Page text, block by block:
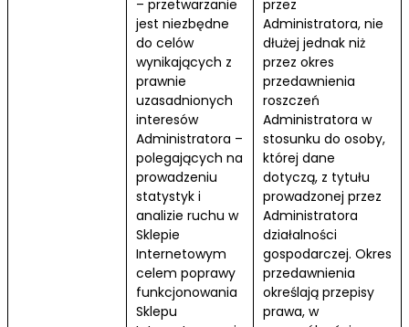
– przetwarzanie
jest niezbędne
do celów
wynikających z
prawnie
uzasadnionych
interesów
Administratora –
polegających na
prowadzeniu
statystyk i
analizie ruchu w
Sklepie
Internetowym
celem poprawy
funkcjonowania
Sklepu
przez
Administratora, nie
dłużej jednak niż
przez okres
przedawnienia
roszczeń
Administratora w
stosunku do osoby,
której dane
dotyczą, z tytułu
prowadzonej przez
Administratora
działalności
gospodarczej. Okres
przedawnienia
określają przepisy
prawa, w